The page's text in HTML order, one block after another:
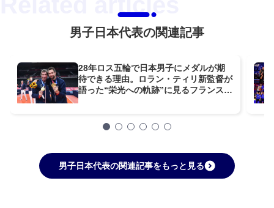
男子日本代表の関連記事
28年ロス五輪で日本男子にメダルが期
待できる理由。ロラン・ティリ新監督が
語った“栄光への軌跡”に見るフランスと
男子日本代表の関連記事をもっと見る